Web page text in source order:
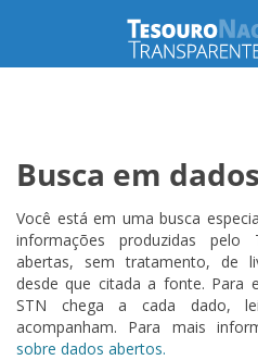
Busca em
Você está em uma busca
informações produzidas
abertas, sem tratamento, de
desde que citada a fonte. Para
STN chega a cada dado,
acompanham. Para mais
sobre dados abertos.